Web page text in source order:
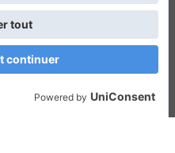
en haut
duGroupe CPPRESSE